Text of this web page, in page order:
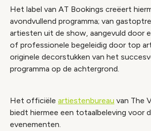
Het label van AT Bookings creëert
avondvullend programma; van
artiesten uit de show, aangevuld door
of professionele begeleidig door top
originele decorstukken van het
programma op de achtergrond.
Het officiële artiestenbureau van The
biedt hiermee een totaalbeleving voor
evenementen.